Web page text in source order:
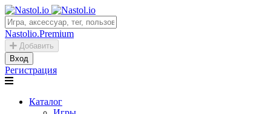
Nastolio.Premium
Добавить
Вход
Регистрация
Каталог